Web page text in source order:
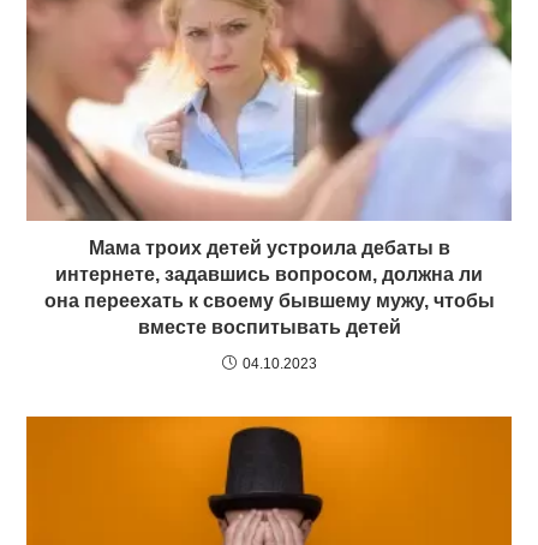
Мама троих детей устроила дебаты в
интернете, задавшись вопросом, должна ли
она переехать к своему бывшему мужу, чтобы
вместе воспитывать детей
04.10.2023